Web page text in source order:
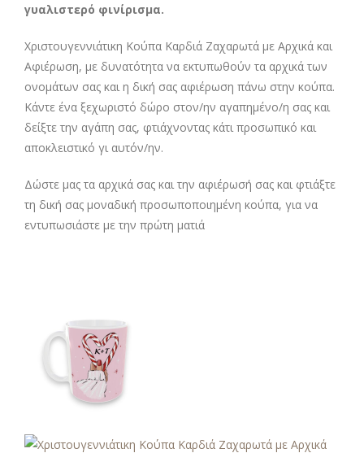
γυαλιστερό φινίρισμα.
Χριστουγεννιάτικη Κούπα Καρδιά Ζαχαρωτά με Αρχικά και
Αφιέρωση, με δυνατότητα να εκτυπωθούν τα αρχικά των
ονομάτων σας και η δική σας αφιέρωση πάνω στην κούπα.
Κάντε ένα ξεχωριστό δώρο στον/ην αγαπημένο/η σας και
δείξτε την αγάπη σας, φτιάχνοντας κάτι προσωπικό και
αποκλειστικό γι αυτόν/ην.
Δώστε μας τα αρχικά σας και την αφιέρωσή σας και φτιάξτε
τη δική σας μοναδική προσωποποιημένη κούπα, για να
εντυπωσιάστε με την πρώτη ματιά